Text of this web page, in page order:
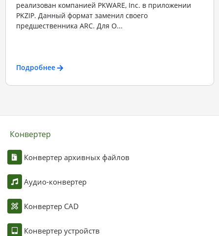
реализован компанией PKWARE, Inc. в приложении
PKZIP. Данный формат заменил своего
предшественника ARC. Для О...
Подробнее
Конвертер
Конвертер архивных файлов
Аудио-конвертер
Конвертер CAD
Конвертер устройств